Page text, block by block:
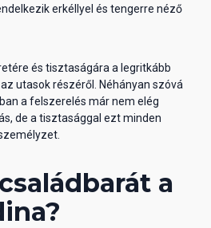
erkéllyel és tengerre néző
és tisztaságára a legritkább
utasok részéről. Néhányan szóvá
a felszerelés már nem elég
de a tisztasággal ezt minden
a